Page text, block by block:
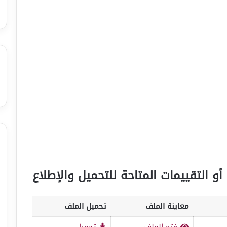
التقييمات المتاحة للتحميل والإطلاع
معاينة الملف
تحميل الملف